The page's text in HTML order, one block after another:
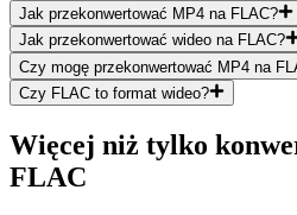
Jak przekonwertować MP4 na FLAC?
Jak przekonwertować wideo na FLAC?
Czy mogę przekonwertować MP4 na
Czy FLAC to format wideo?
Więcej niż tylko
FLAC